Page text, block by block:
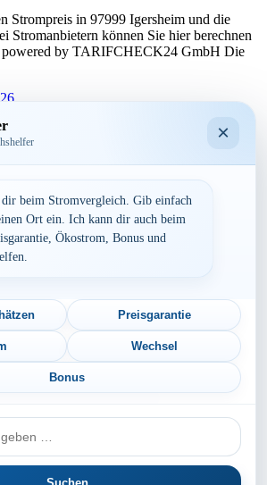
Strompreis in 97999 Igersheim und die
Stromanbietern können Sie hier berechnen
powered by TARIFCHECK24 GmbH Die
in 97947 Grünsfeld
Strompreis in 97947 Grünsfeld und die
Stromanbietern können Sie hier berechnen
powered by TARIFCHECK24 GmbH Die
Suchen
in 24568 Kaltenkirchen
in 21647 Moisburg
×
beim Stromvergleich. Gib einfach
Ort ein. Ich kann dir auch beim
Ökostrom, Bonus und
Preisgarantie
Wechsel
Bonus